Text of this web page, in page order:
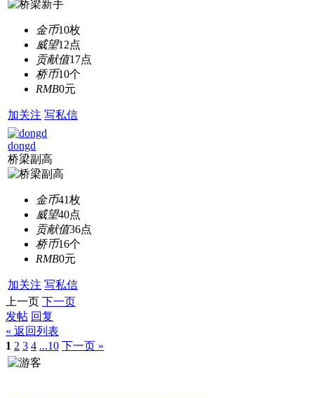
金币10枚
威望12点
贡献值17点
桥币10个
RMB0元
加关注 写私信
dongd
桥梁副高
金币41枚
威望40点
贡献值36点
桥币16个
RMB0元
加关注 写私信
上一页 下一页
发帖 回复
« 返回列表
1 2 3 4 ...10 下一页 »